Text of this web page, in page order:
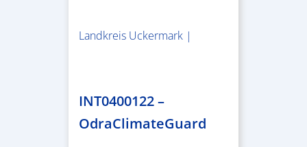
Landkreis Uckermark |
INT0400122 –
OdraClimateGuard